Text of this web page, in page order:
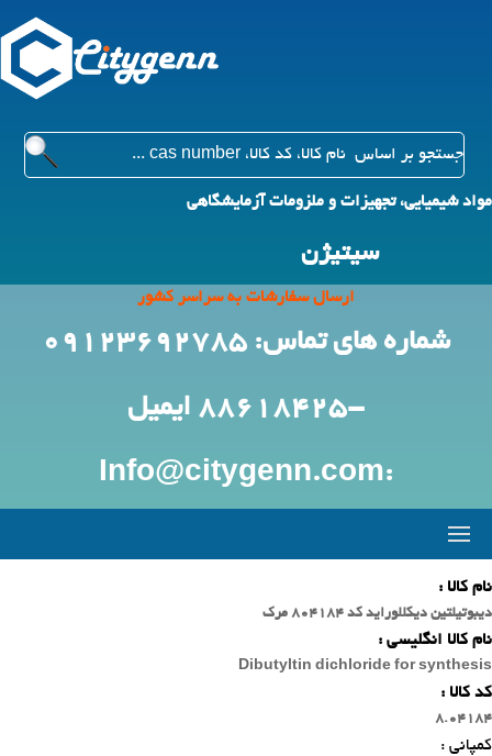
مواد شیمیایی، تجهیزات و ملزومات آزمایشگاهی
سیتیژن
ارسال سفارشات به سراسر کشور
شماره های تماس: 09123692785
-88618425 ایمیل
:Info@citygenn.com
نام کالا :
دیبوتیلتین دیکللوراید کد 804184 مرک
نام کالا انگلیسی :
Dibutyltin dichloride for synthesis
کد کالا :
8.04184
کمپانی :